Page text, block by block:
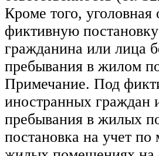
Кроме того, уголовная
фиктивную
гражданина или лица
пребывания в жилом
Примечание. Под
иностранных граждан
пребывания в жилых
постановка на учет